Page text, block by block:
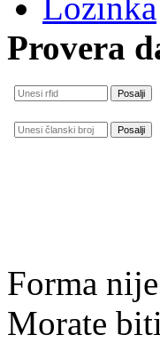
Provera
Forma
Morate